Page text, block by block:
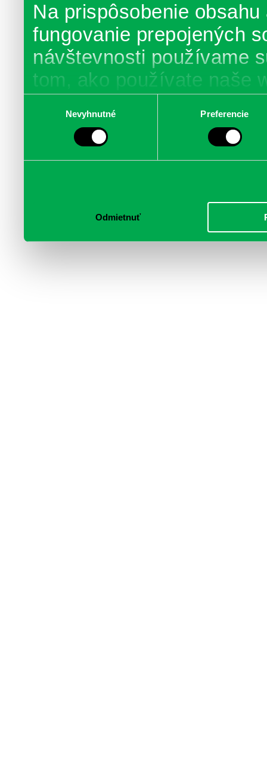
Na prispôsobenie
fungovanie prepojených
návštevnosti používame
tom, ako používate naše
médií, inzercie a
informácie skombinovať
Nevyhnutné Preferencie
Odmietnuť